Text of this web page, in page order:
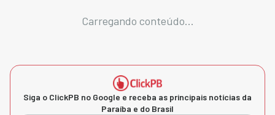
Carregando conteúdo...
Siga o ClickPB no Google e receba as principais notícias da
Paraíba e do Brasil